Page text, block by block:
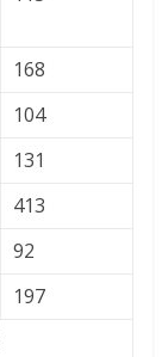
168
104
131
413
92
197